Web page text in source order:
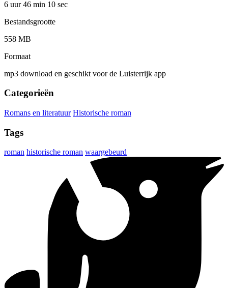
6 uur 46 min 10 sec
Bestandsgrootte
558 MB
Formaat
mp3 download en geschikt voor de Luisterrijk app
Categorieën
Romans en literatuur Historische roman
Tags
roman historische roman waargebeurd